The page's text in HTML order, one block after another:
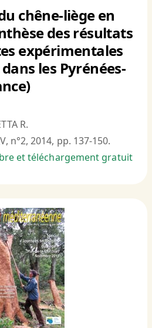
chêne-liège en
des résultats
expérimentales
les Pyrénées-
R.
n°2, 2014, pp. 137-150.
et téléchargement gratuit